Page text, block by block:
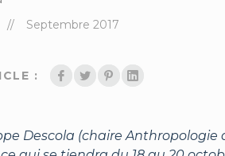
Septembre 2017
:
Descola (chaire